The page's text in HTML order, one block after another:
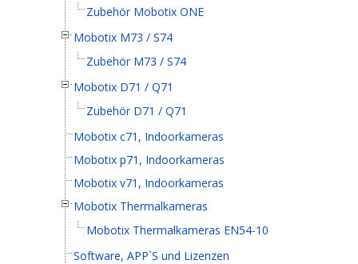
Zubehör Mobotix ONE
Mobotix M73 / S74
Zubehör M73 / S74
Mobotix D71 / Q71
Zubehör D71 / Q71
Mobotix c71, Indoorkameras
Mobotix p71, Indoorkameras
Mobotix v71, Indoorkameras
Mobotix Thermalkameras
Mobotix Thermalkameras EN54-10
Software, APP`S und Lizenzen